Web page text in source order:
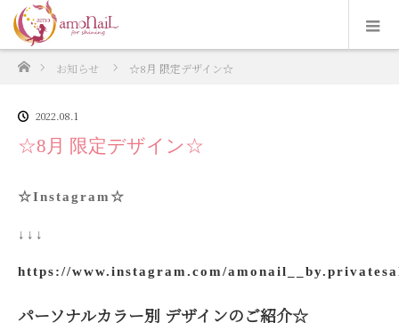
ホームお知らせ ☆8月 限定デザイン☆
2022.08.1
☆8月 限定デザイン☆
☆Instagram☆
↓↓↓
https://www.instagram.com/
パーソナルカラー別 デザインのご紹介☆